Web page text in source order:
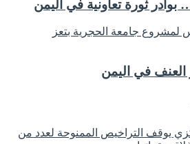
ثورة تعاونية في اليمن
العنف في اليمن